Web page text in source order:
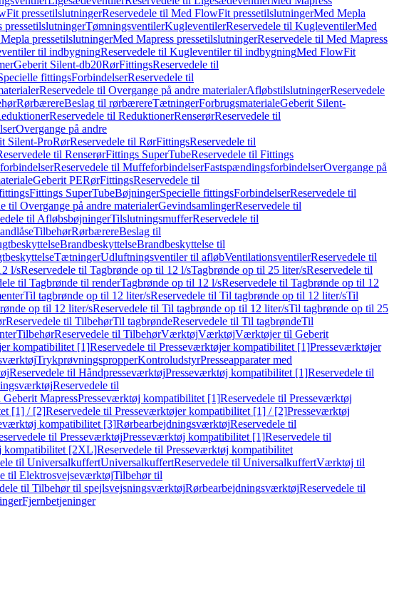
pressetilslutningerReservedele til Med FlowFit pressetilslutningerMed Mepla
pressetilslutningerTømningsventilerKugleventilerReservedele til KugleventilerMed
pressetilslutningerMed Mapress pressetilslutningerReservedele til Med Mapress
til indbygningReservedele til Kugleventiler til indbygningMed FlowFit
Geberit Silent-db20RørFittingsReservedele til
fittingsForbindelserReservedele til
Reservedele til Overgange på andre materialerAfløbstilslutningerReservedele
RørbærereBeslag til rørbærereTætningerForbrugsmaterialeGeberit Silent-
Reservedele til ReduktionerRenserørReservedele til
Overgange på andre
Silent-ProRørReservedele til RørFittingsReservedele til
til RenserørFittings SuperTubeReservedele til Fittings
Reservedele til MuffeforbindelserFastspændingsforbindelserOvergange på
Geberit PERørFittingsReservedele til
Fittings SuperTubeBøjningerSpecielle fittingsForbindelserReservedele til
til Overgange på andre materialerGevindsamlingerReservedele til
til AfløbsbøjningerTilslutningsmufferReservedele til
TilbehørRørbærereBeslag til
BrandbeskyttelseBrandbeskyttelse til
TætningerUdluftningsventiler til afløbVentilationsventilerReservedele til
l/sReservedele til Tagbrønde op til 12 l/sTagbrønde op til 25 liter/sReservedele til
til Tagbrønde til renderTagbrønde op til 12 l/sReservedele til Tagbrønde op til 12
Til tagbrønde op til 12 liter/sReservedele til Til tagbrønde op til 12 liter/sTil
op til 12 liter/sReservedele til Til tagbrønde op til 12 liter/sTil tagbrønde op til 25
Reservedele til TilbehørTil tagbrøndeReservedele til Til tagbrøndeTil
TilbehørReservedele til TilbehørVærktøjVærktøjVærktøjer til Geberit
kompatibilitet [1]Reservedele til Presseværktøjer kompatibilitet [1]Presseværktøjer
TrykprøvningspropperKontroludstyrPresseapparater med
Reservedele til HåndpresseværktøjPresseværktøj kompatibilitet [1]Reservedele til
Reservedele til
MapressPresseværktøj kompatibilitet [1]Reservedele til Presseværktøj
[1] / [2]Reservedele til Presseværktøjer kompatibilitet [1] / [2]Presseværktøj
kompatibilitet [3]RørbearbejdningsværktøjReservedele til
til PresseværktøjPresseværktøj kompatibilitet [1]Reservedele til
kompatibilitet [2XL]Reservedele til Presseværktøj kompatibilitet
til UniversalkuffertUniversalkuffertReservedele til UniversalkuffertVærktøj til
til ElektrosvejseværktøjTilbehør til
til Tilbehør til spejlsvejsningsværktøjRørbearbejdningsværktøjReservedele til
Fjernbetjeninger